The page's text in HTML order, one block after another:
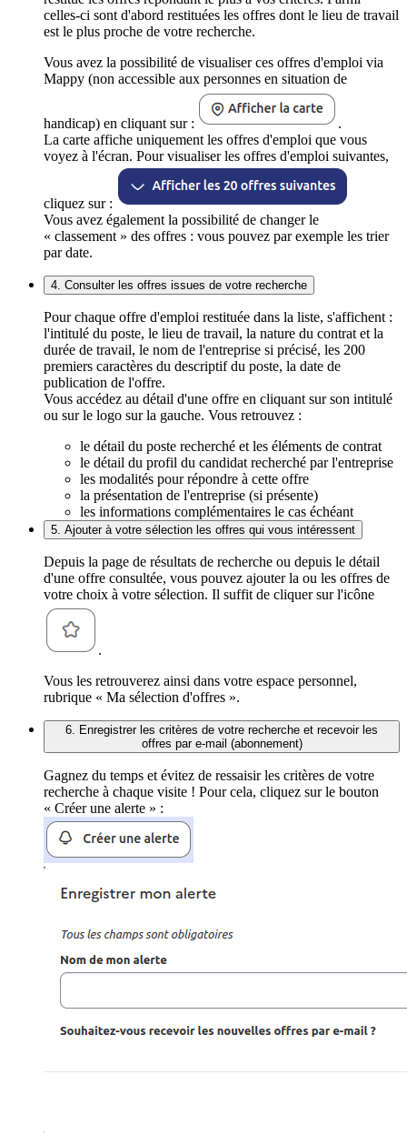
celles-ci sont d'abord restituées les offres dont le lieu de travail
est le plus proche de votre recherche.
Vous avez la possibilité de visualiser ces offres d'emploi via
Mappy (non accessible aux personnes en situation de
handicap) en cliquant sur :
.
La carte affiche uniquement les offres d'emploi que vous
voyez à l'écran. Pour visualiser les offres d'emploi suivantes,
cliquez sur :
Vous avez également la possibilité de changer le
« classement » des offres : vous pouvez par exemple les trier
par date.
4. Consulter les offres issues de votre recherche
Pour chaque offre d'emploi restituée dans la liste, s'affichent :
l'intitulé du poste, le lieu de travail, la nature du contrat et la
durée de travail, le nom de l'entreprise si précisé, les 200
premiers caractères du descriptif du poste, la date de
publication de l'offre.
Vous accédez au détail d'une offre en cliquant sur son intitulé
ou sur le logo sur la gauche. Vous retrouvez :
le détail du poste recherché et les éléments de contrat
le détail du profil du candidat recherché par l'entreprise
les modalités pour répondre à cette offre
la présentation de l'entreprise (si présente)
les informations complémentaires le cas échéant
5. Ajouter à votre sélection les offres qui vous intéressent
Depuis la page de résultats de recherche ou depuis le détail
d'une offre consultée, vous pouvez ajouter la ou les offres de
votre choix à votre sélection. Il suffit de cliquer sur l'icône
.
Vous les retrouverez ainsi dans votre espace personnel,
rubrique « Ma sélection d'offres ».
6. Enregistrer les critères de votre recherche et recevoir les
offres par e-mail (abonnement)
Gagnez du temps et évitez de ressaisir les critères de votre
recherche à chaque visite ! Pour cela, cliquez sur le bouton
« Créer une alerte » :